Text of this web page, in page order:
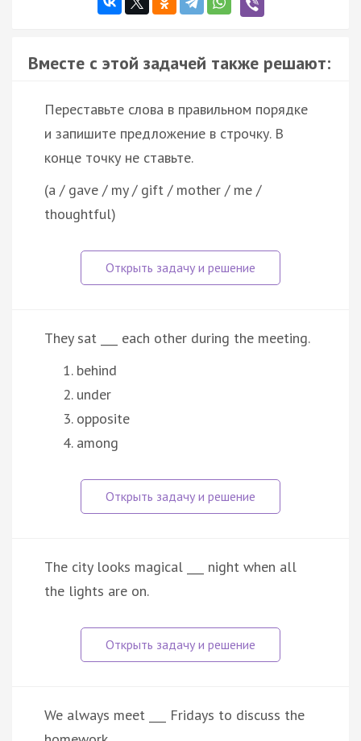
Вместе с этой задачей также решают:
Переставьте слова в правильном порядке
и запишите предложение в строчку. В
конце точку не ставьте.
(a / gave / my / gift / mother / me /
thoughtful)
They sat ___ each other during the meeting.
behind
under
opposite
among
The city looks magical ___ night when all
the lights are on.
We always meet ___ Fridays to discuss the